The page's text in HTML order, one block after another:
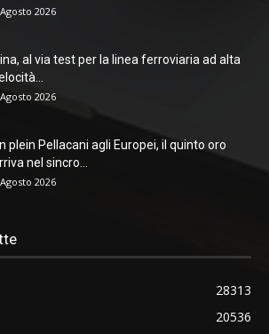
2026
al via test per la linea ferroviaria ad alta
2026
plein Pellacani agli Europei, il quinto oro
nel sincro...
2026
28313
20536